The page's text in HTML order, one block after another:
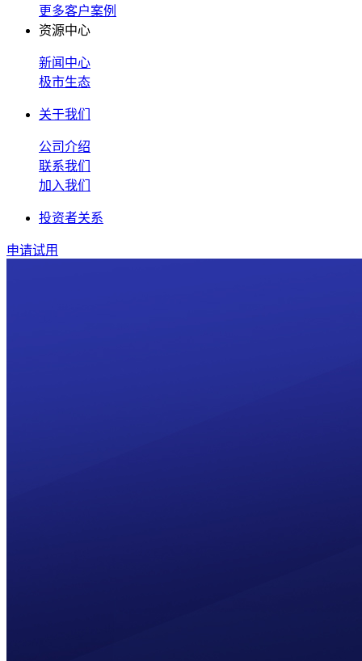
更多客户案例
资源中心
新闻中心
极市生态
关于我们
公司介绍
联系我们
加入我们
投资者关系
申请试用